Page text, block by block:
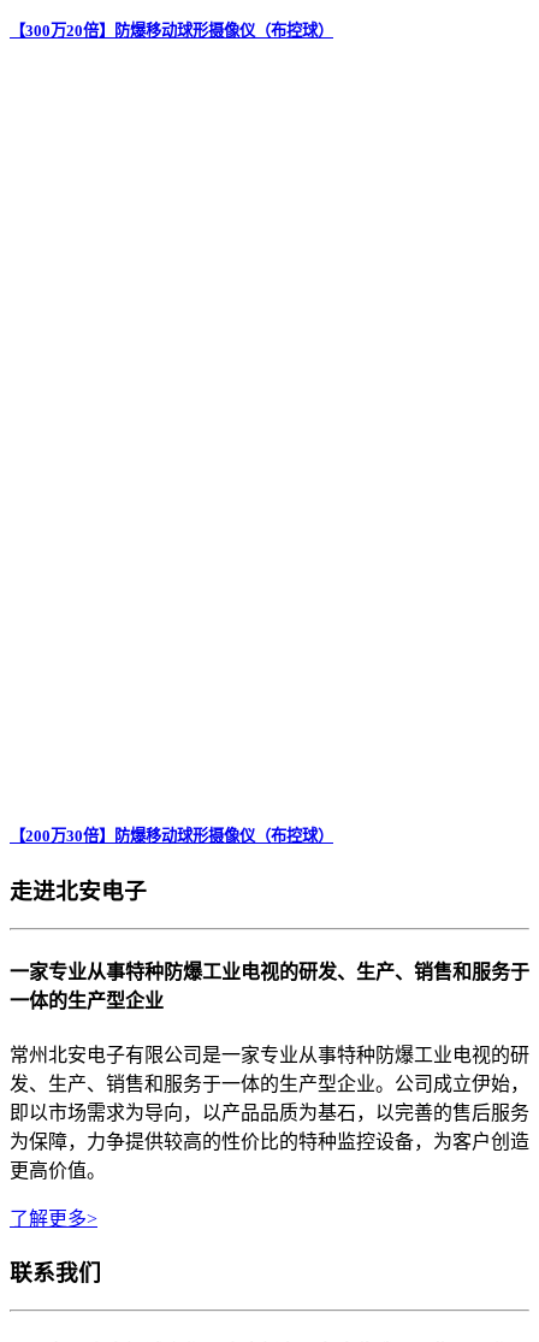
【300万20倍】防爆移动球形摄像仪（布控球）
【200万30倍】防爆移动球形摄像仪（布控球）
走进北安电子
一家专业从事特种防爆工业电视的研发、生产、销售和服务于
一体的生产型企业
常州北安电子有限公司是一家专业从事特种防爆工业电视的研
发、生产、销售和服务于一体的生产型企业。公司成立伊始，
即以市场需求为导向，以产品品质为基石，以完善的售后服务
为保障，力争提供较高的性价比的特种监控设备，为客户创造
更高价值。
了解更多>
联系我们